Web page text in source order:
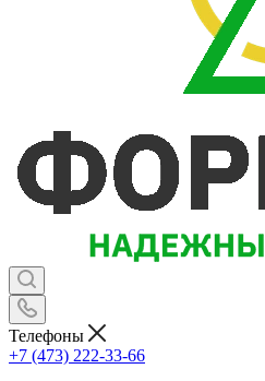
Телефоны
+7 (473) 222-33-66